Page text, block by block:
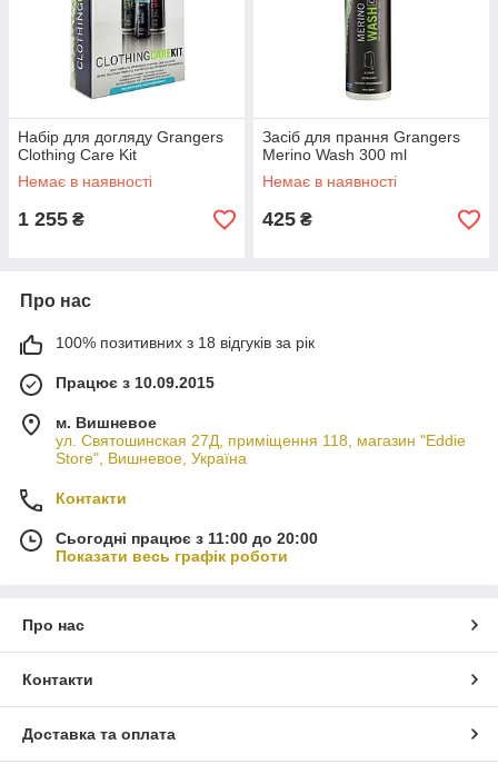
Набір для догляду Grangers
Clothing Care Kit
Немає в наявності
1 255 ₴
Засіб для прання Grangers
Merino Wash 300 ml
Немає в наявності
425 ₴
Про нас
100% позитивних з 18 відгуків за рік
Працює з 10.09.2015
м. Вишневое
ул. Святошинская 27Д, приміщення 118, магазин "Eddie
Store", Вишневое, Україна
Контакти
Сьогодні працює з 11:00 до 20:00
Показати весь графік роботи
Про нас
Контакти
Доставка та оплата